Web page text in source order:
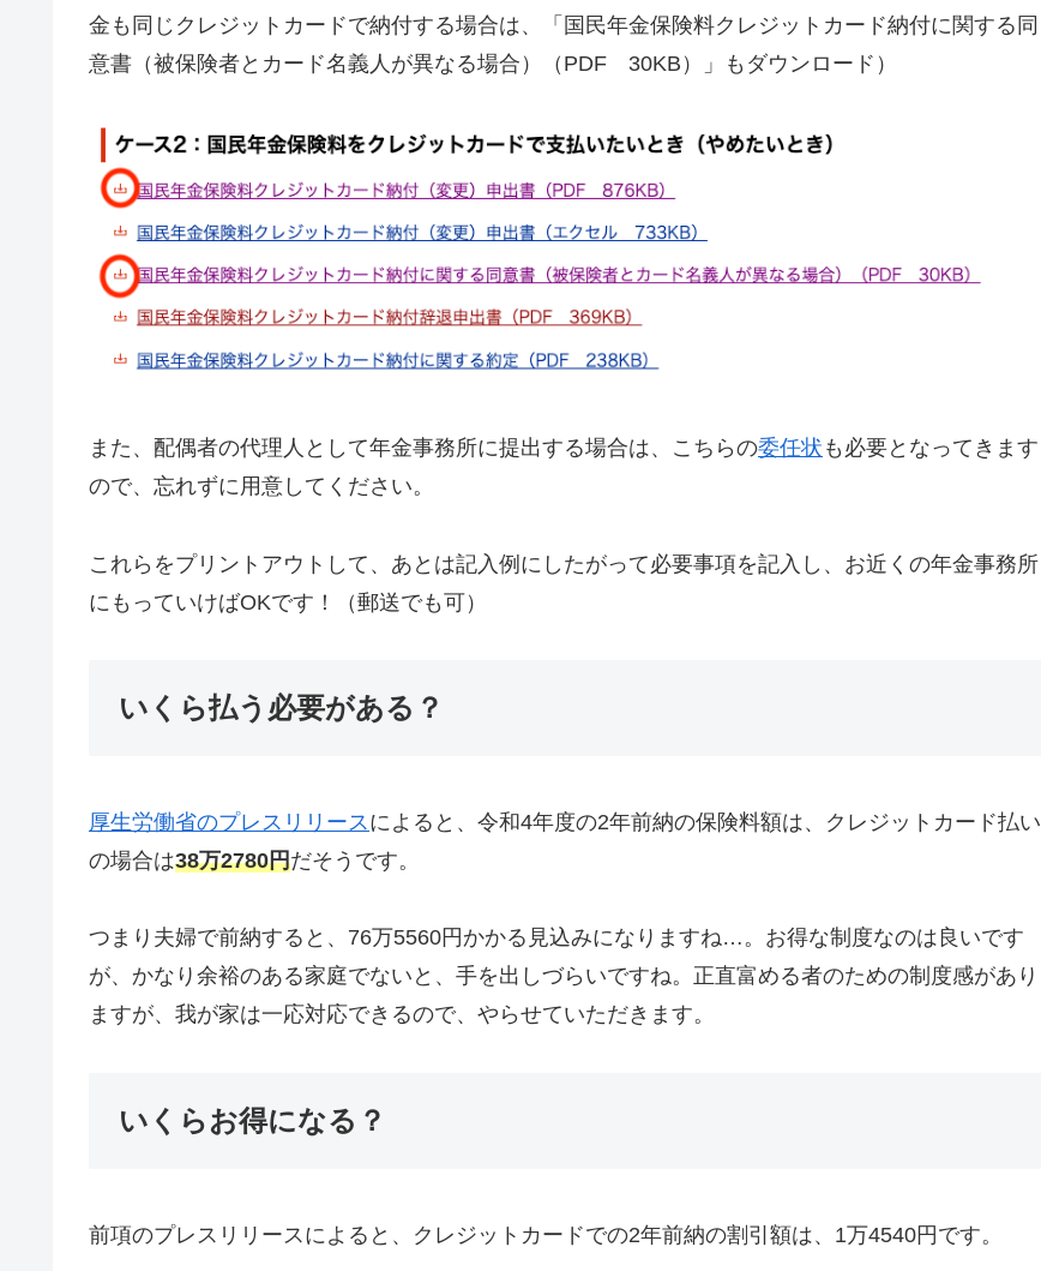
金も同じクレジットカードで納付する場合は、「国民年金保険料クレジットカード納付に関する同
意書（被保険者とカード名義人が異なる場合）（PDF 30KB）」もダウンロード）
また、配偶者の代理人として年金事務所に提出する場合は、こちらの委任状 も必要となってきます
ので、忘れずに用意してください。
これらをプリントアウトして、あとは記入例にしたがって必要事項を記入し、お近くの年金事務所
にもっていけばOKです！（郵送でも可）
いくら払う必要がある？
厚生労働省のプレスリリースによると、令和4年度の2年前納の保険料額は、クレジットカード払い
の場合は38万2780円だそうです。
つまり夫婦で前納すると、76万5560円かかる見込みになりますね…。お得な制度なのは良いです
が、かなり余裕のある家庭でないと、手を出しづらいですね。正直富める者のための制度感があり
ますが、我が家は一応対応できるので、やらせていただきます。
いくらお得になる？
前項のプレスリリースによると、クレジットカードでの2年前納の割引額は、1万4540円です。